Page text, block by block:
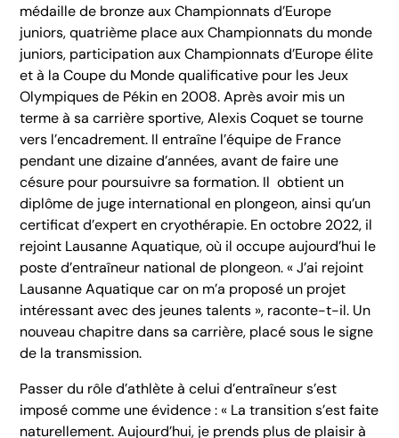
médaille de bronze aux Championnats d’Europe
juniors, quatrième place aux Championnats du monde
juniors, participation aux Championnats d’Europe élite
et à la Coupe du Monde qualificative pour les Jeux
Olympiques de Pékin en 2008. Après avoir mis un
terme à sa carrière sportive, Alexis Coquet se tourne
vers l’encadrement. Il entraîne l’équipe de France
pendant une dizaine d’années, avant de faire une
césure pour poursuivre sa formation. Il obtient un
diplôme de juge international en plongeon, ainsi qu’un
certificat d’expert en cryothérapie. En octobre 2022, il
rejoint Lausanne Aquatique, où il occupe aujourd’hui le
poste d’entraîneur national de plongeon. « J’ai rejoint
Lausanne Aquatique car on m’a proposé un projet
intéressant avec des jeunes talents », raconte-t-il. Un
nouveau chapitre dans sa carrière, placé sous le signe
de la transmission.
Passer du rôle d’athlète à celui d’entraîneur s’est
imposé comme une évidence : « La transition s’est faite
naturellement. Aujourd’hui, je prends plus de plaisir à